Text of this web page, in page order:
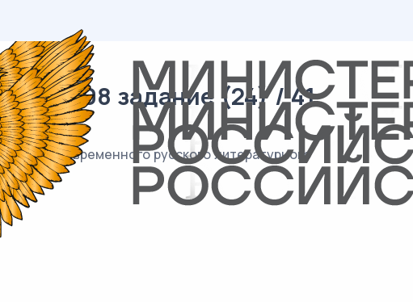
/ 08 задание (24) / 41
современного русского литературного